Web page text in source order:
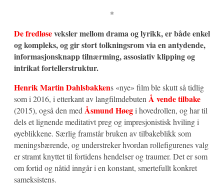
*
De fredløseveksler mellom drama og lyrikk, er både enkel
og kompleks, og gir stort tolkningsrom via en antydende,
informasjonsknapp tilnærming, assosiativ klipping og
intrikat fortellerstruktur.
Henrik Martin Dahlsbakkens «nye» film ble skutt så tidlig
som i 2016, i etterkant av langfilmdebuten Å vende tilbake
(2015), også den med Åsmund Høegi hovedrollen, og har til
dels et lignende meditativt preg og impresjonistisk hviling i
øyeblikkene. Særlig framstår bruken av tilbakeblikk som
meningsbærende, og understreker hvordan rollefigurenes valg
er stramt knyttet til fortidens hendelser og traumer. Det er som
om fortid og nåtid inngår i en konstant, smertefullt konkret
sameksistens.